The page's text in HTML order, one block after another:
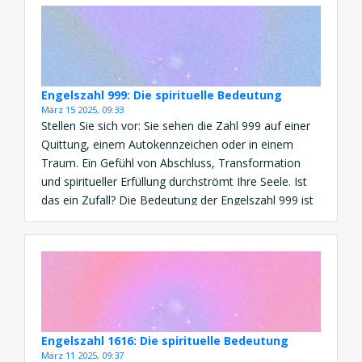
Engelszahl 999: Die spirituelle Bedeutung
März 15 2025, 09:33
Stellen Sie sich vor: Sie sehen die Zahl 999 auf einer
Quittung, einem Autokennzeichen oder in einem
Traum. Ein Gefühl von Abschluss, Transformation
und spiritueller Erfüllung durchströmt Ihre Seele. Ist
das ein Zufall? Die Bedeutung der Engelszahl 999 ist
eine kraftvolle Botschaft von Abschluss, spirituellem
Wachstum und göttlicher Führung. Diese Engelszahl
erscheint, wenn Sie aufgefordert […]
Engelszahl 1616: Die spirituelle Bedeutung
März 11 2025, 09:37